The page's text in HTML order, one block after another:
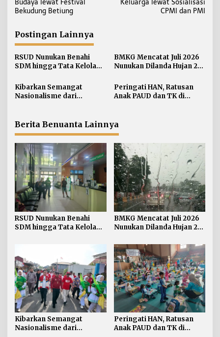
i
a
s
i
p
o
s
Budaya lewat Festival
Bekudung Betiung
Keluarga lewat Sosialisasi
CPMI dan PMI
Postingan Lainnya
RSUD Nunukan Benahi
SDM hingga Tata Kelola
BMKG Mencatat Juli 2026
Nunukan Dilanda Hujan 23
Kibarkan Semangat
Nasionalisme dari
Dibentangkan di Sebatik
Peringati HAN, Ratusan
Anak PAUD dan TK di
Mewarnai
Berita Benuanta Lainnya
RSUD Nunukan Benahi
SDM hingga Tata Kelola
BMKG Mencatat Juli 2026
Nunukan Dilanda Hujan 23
Kibarkan Semangat
Nasionalisme dari
Peringati HAN, Ratusan
Anak PAUD dan TK di